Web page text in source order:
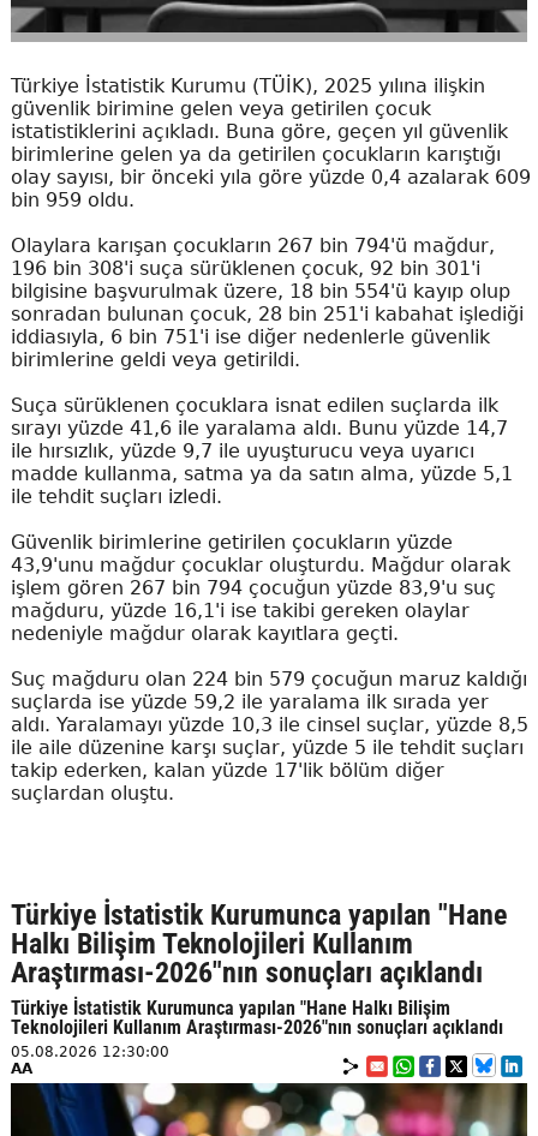
Türkiye İstatistik Kurumu (TÜİK), 2025 yılına ilişkin
güvenlik birimine gelen veya getirilen çocuk
istatistiklerini açıkladı. Buna göre, geçen yıl güvenlik
birimlerine gelen ya da getirilen çocukların karıştığı
olay sayısı, bir önceki yıla göre yüzde 0,4 azalarak 609
bin 959 oldu.
Olaylara karışan çocukların 267 bin 794'ü mağdur,
196 bin 308'i suça sürüklenen çocuk, 92 bin 301'i
bilgisine başvurulmak üzere, 18 bin 554'ü kayıp olup
sonradan bulunan çocuk, 28 bin 251'i kabahat işlediği
iddiasıyla, 6 bin 751'i ise diğer nedenlerle güvenlik
birimlerine geldi veya getirildi.
Suça sürüklenen çocuklara isnat edilen suçlarda ilk
sırayı yüzde 41,6 ile yaralama aldı. Bunu yüzde 14,7
ile hırsızlık, yüzde 9,7 ile uyuşturucu veya uyarıcı
madde kullanma, satma ya da satın alma, yüzde 5,1
ile tehdit suçları izledi.
Güvenlik birimlerine getirilen çocukların yüzde
43,9'unu mağdur çocuklar oluşturdu. Mağdur olarak
işlem gören 267 bin 794 çocuğun yüzde 83,9'u suç
mağduru, yüzde 16,1'i ise takibi gereken olaylar
nedeniyle mağdur olarak kayıtlara geçti.
Suç mağduru olan 224 bin 579 çocuğun maruz kaldığı
suçlarda ise yüzde 59,2 ile yaralama ilk sırada yer
aldı. Yaralamayı yüzde 10,3 ile cinsel suçlar, yüzde 8,5
ile aile düzenine karşı suçlar, yüzde 5 ile tehdit suçları
takip ederken, kalan yüzde 17'lik bölüm diğer
suçlardan oluştu.
Türkiye İstatistik Kurumunca yapılan "Hane
Halkı Bilişim Teknolojileri Kullanım
Araştırması-2026"nın sonuçları açıklandı
Türkiye İstatistik Kurumunca yapılan "Hane Halkı Bilişim
Teknolojileri Kullanım Araştırması-2026"nın sonuçları açıklandı
05.08.2026 12:30:00
AA